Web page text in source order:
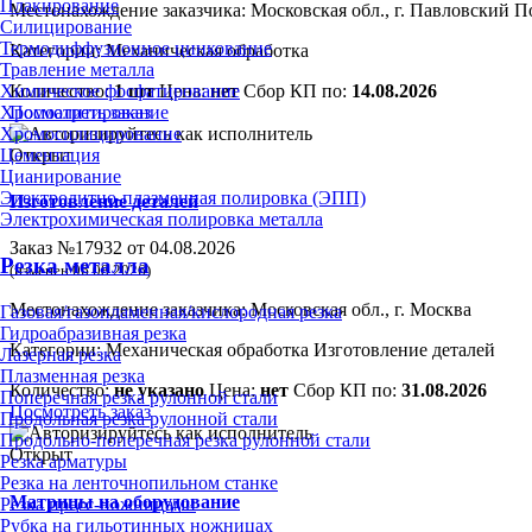
Плакирование
Силицирование
Термодиффузионное цинкование
Травление металла
Химическое фосфатирование
Хромоалитирование
Хромосилицирование
Цементация
Цианирование
Электролитно-плазменная полировка (ЭПП)
Электрохимическая полировка металла
Резка металла
Газовая/газопламенная/кислородная резка
Гидроабразивная резка
Лазерная резка
Плазменная резка
Поперечная резка рулонной стали
Продольная резка рулонной стали
Продольно-поперечная резка рулонной стали
Резка арматуры
Резка на ленточнопильном станке
Резка пресс-ножницами
Рубка на гильотинных ножницах
Местонахождение заказчика: Московская обл., г. Павловский
Категории:Механическая обработка
Количество:1 шт Цена:нет Сбор КП по: 14.08.2026
Посмотреть заказ
Открыт
Изготовление деталей
Заказ №17932 от 04.08.2026
(изменен 06.08.2026)
Местонахождение заказчика: Московская обл., г. Москва
Категории:Механическая обработка Изготовление деталей
Количество:не указано Цена:нет Сбор КП по: 31.08.2026
Посмотреть заказ
Открыт
Матрицы на оборудование